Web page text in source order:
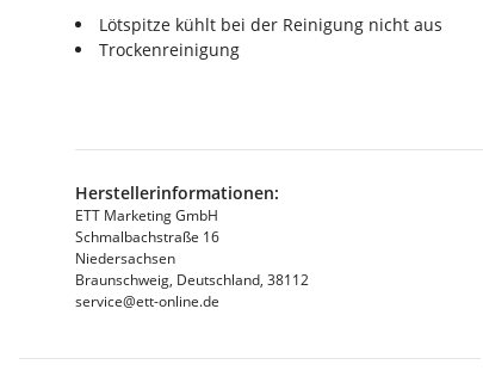
Lötspitze kühlt bei der Reinigung nicht aus
Trockenreinigung
Herstellerinformationen:
ETT Marketing GmbH
Schmalbachstraße 16
Niedersachsen
Braunschweig, Deutschland, 38112
service@ett-online.de